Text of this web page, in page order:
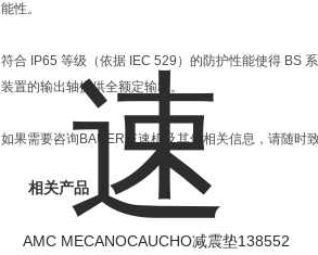
能性。
符合 IP65 等级（依据 IEC 529）的防护性能使得 BS
装置的输出轴提供全额定输出。
如果需要咨询BAUER减速机及其他相关信息，请随时
相关产品
AMC MECANOCAUCHO减震垫138552